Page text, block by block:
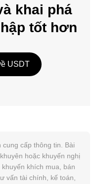
khai phá
tốt hơn
USDT
cấp thông tin. Bài
hoặc khuyến nghị
khích mua, bán
vấn tài chính, kế toán,